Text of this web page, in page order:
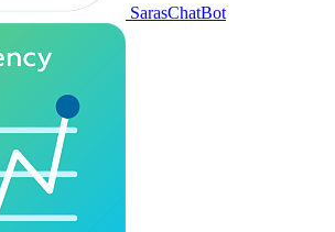
SarasChatBot